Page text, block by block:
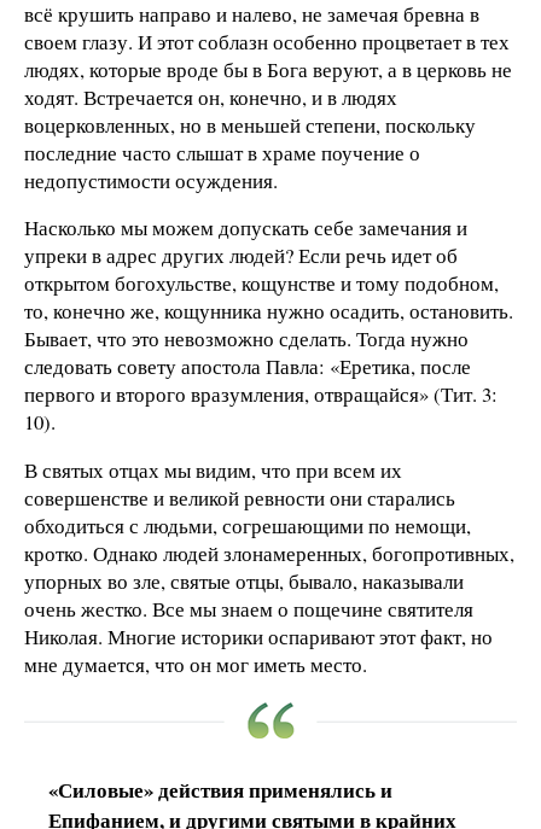
всё крушить направо и налево, не замечая бревна в
своем глазу. И этот соблазн особенно процветает в тех
людях, которые вроде бы в Бога веруют, а в церковь не
ходят. Встречается он, конечно, и в людях
воцерковленных, но в меньшей степени, поскольку
последние часто слышат в храме поучение о
недопустимости осуждения.
Насколько мы можем допускать себе замечания и
упреки в адрес других людей? Если речь идет об
открытом богохульстве, кощунстве и тому подобном,
то, конечно же, кощунника нужно осадить, остановить.
Бывает, что это невозможно сделать. Тогда нужно
следовать совету апостола Павла: «Еретика, после
первого и второго вразумления, отвращайся» (Тит. 3:
10).
В святых отцах мы видим, что при всем их
совершенстве и великой ревности они старались
обходиться с людьми, согрешающими по немощи,
кротко. Однако людей злонамеренных, богопротивных,
упорных во зле, святые отцы, бывало, наказывали
очень жестко. Все мы знаем о пощечине святителя
Николая. Многие историки оспаривают этот факт, но
мне думается, что он мог иметь место.
«Силовые» действия применялись и
Епифанием, и другими святыми в крайних